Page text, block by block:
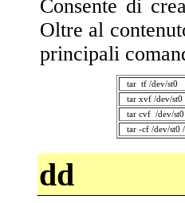
Consente di
Oltre al
principali
tar tf /dev/st0
tar xvf /dev/st0
tar cvf /dev/
tar -cf /dev/st0
dd